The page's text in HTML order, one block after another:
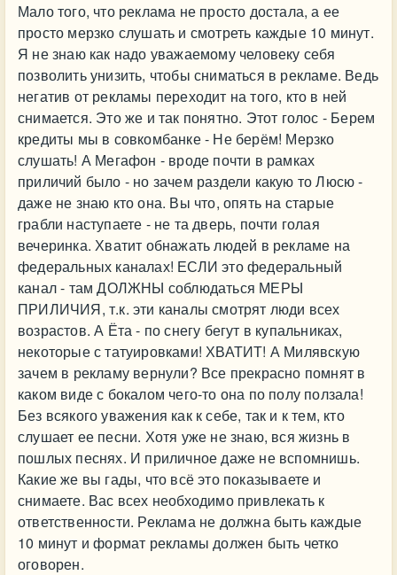
Мало того, что реклама не просто достала, а ее
просто мерзко слушать и смотреть каждые 10 минут.
Я не знаю как надо уважаемому человеку себя
позволить унизить, чтобы сниматься в рекламе. Ведь
негатив от рекламы переходит на того, кто в ней
снимается. Это же и так понятно. Этот голос - Берем
кредиты мы в совкомбанке - Не берём! Мерзко
слушать! А Мегафон - вроде почти в рамках
приличий было - но зачем раздели какую то Люсю -
даже не знаю кто она. Вы что, опять на старые
грабли наступаете - не та дверь, почти голая
вечеринка. Хватит обнажать людей в рекламе на
федеральных каналах! ЕСЛИ это федеральный
канал - там ДОЛЖНЫ соблюдаться МЕРЫ
ПРИЛИЧИЯ, т.к. эти каналы смотрят люди всех
возрастов. А Ёта - по снегу бегут в купальниках,
некоторые с татуировками! ХВАТИТ! А Милявскую
зачем в рекламу вернули? Все прекрасно помнят в
каком виде с бокалом чего-то она по полу ползала!
Без всякого уважения как к себе, так и к тем, кто
слушает ее песни. Хотя уже не знаю, вся жизнь в
пошлых песнях. И приличное даже не вспомнишь.
Какие же вы гады, что всё это показываете и
снимаете. Вас всех необходимо привлекать к
ответственности. Реклама не должна быть каждые
10 минут и формат рекламы должен быть четко
оговорен.